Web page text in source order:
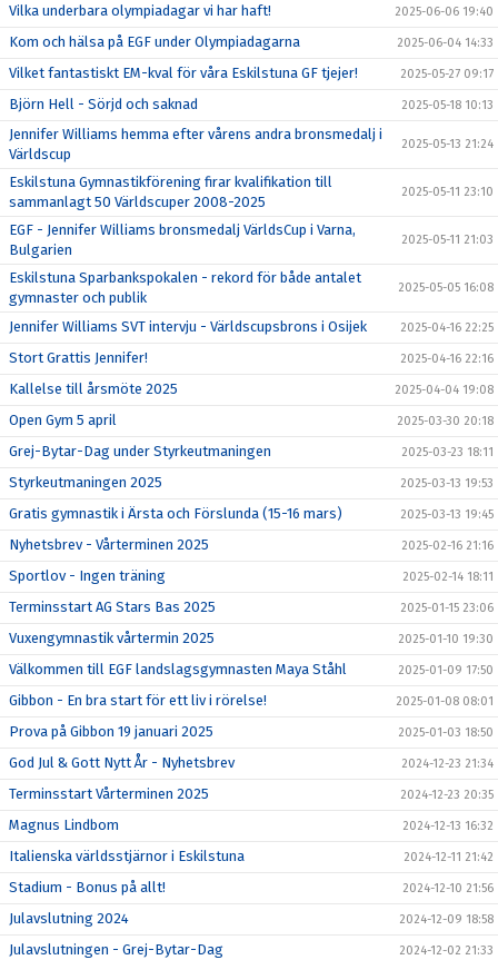
Vilka underbara olympiadagar vi har haft! 2025-06-06 19:40
Kom och hälsa på EGF under Olympiadagarna 2025-06-04 14:33
Vilket fantastiskt EM-kval för våra Eskilstuna GF tjejer! 2025-05-27 09:17
Björn Hell - Sörjd och saknad 2025-05-18 10:13
Jennifer Williams hemma efter vårens andra bronsmedalj i
Världscup
2025-05-13 21:24
Eskilstuna Gymnastikförening firar kvalifikation till
sammanlagt 50 Världscuper 2008-2025
2025-05-11 23:10
EGF - Jennifer Williams bronsmedalj VärldsCup i Varna,
Bulgarien
2025-05-11 21:03
Eskilstuna Sparbankspokalen - rekord för både antalet
gymnaster och publik
2025-05-05 16:08
Jennifer Williams SVT intervju - Världscupsbrons i Osijek 2025-04-16 22:25
Stort Grattis Jennifer! 2025-04-16 22:16
Kallelse till årsmöte 2025 2025-04-04 19:08
Open Gym 5 april 2025-03-30 20:18
Grej-Bytar-Dag under Styrkeutmaningen 2025-03-23 18:11
Styrkeutmaningen 2025 2025-03-13 19:53
Gratis gymnastik i Ärsta och Förslunda (15-16 mars) 2025-03-13 19:45
Nyhetsbrev - Vårterminen 2025 2025-02-16 21:16
Sportlov - Ingen träning 2025-02-14 18:11
Terminsstart AG Stars Bas 2025 2025-01-15 23:06
Vuxengymnastik vårtermin 2025 2025-01-10 19:30
Välkommen till EGF landslagsgymnasten Maya Ståhl 2025-01-09 17:50
Gibbon - En bra start för ett liv i rörelse! 2025-01-08 08:01
Prova på Gibbon 19 januari 2025 2025-01-03 18:50
God Jul & Gott Nytt År - Nyhetsbrev 2024-12-23 21:34
Terminsstart Vårterminen 2025 2024-12-23 20:35
Magnus Lindbom 2024-12-13 16:32
Italienska världsstjärnor i Eskilstuna 2024-12-11 21:42
Stadium - Bonus på allt! 2024-12-10 21:56
Julavslutning 2024 2024-12-09 18:58
Julavslutningen - Grej-Bytar-Dag 2024-12-02 21:33